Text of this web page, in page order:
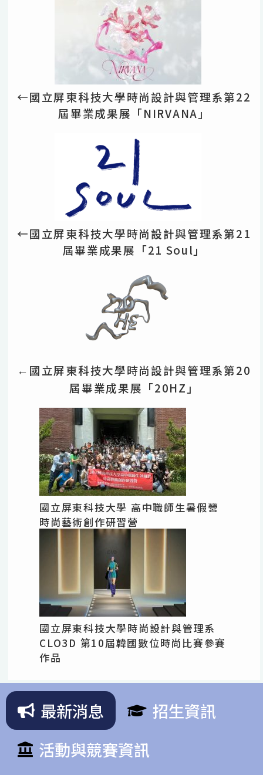
←國立屏東科技大學時尚設計與管理系第22
屆畢業成果展「NIRVANA」
←國立屏東科技大學時尚設計與管理系第21
屆畢業成果展「21 Soul」
← 國立屏東科技大學時尚設計與管理系第20
屆畢業成果展「20HZ」
國立屏東科技大學 高中職師生暑假營
時尚藝術創作研習營
國立屏東科技大學時尚設計與管理系
CLO3D 第10屆韓國數位時尚比賽參賽
作品
最新消息
招生資訊
活動與競賽資訊